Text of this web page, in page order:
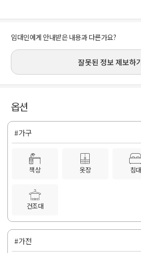
임대인에게 안내받은 내용과 다른가요?
잘못된 정보 제보하
옵션
#가구
책상 옷장 침대
건조대
#가전